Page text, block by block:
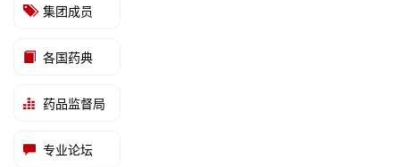
集团成员
各国药典
药品监督局
专业论坛